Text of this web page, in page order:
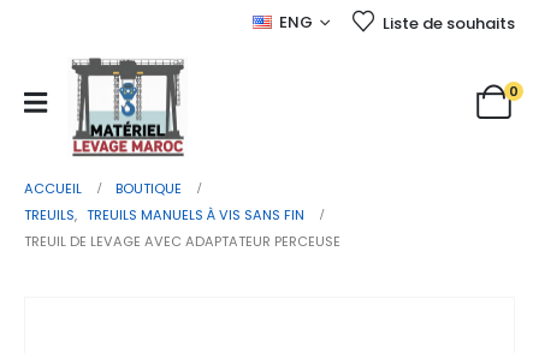
ENG Liste de souhaits
0
ACCUEIL
BOUTIQUE
TREUILS, TREUILS MANUELS À VIS SANS FIN
TREUIL DE LEVAGE AVEC ADAPTATEUR PERCEUSE